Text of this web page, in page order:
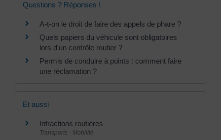
Questions ? Réponses !
A-t-on le droit de faire des appels de phare ?
Quels papiers du véhicule sont obligatoires
lors d'un contrôle routier ?
Permis de conduire à points : comment faire
une réclamation ?
Et aussi
Infractions routières
Transports - Mobilité